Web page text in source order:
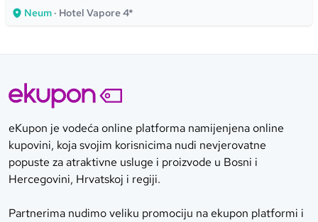
Neum · Hotel Vapore 4*
eKupon je vodeća online platforma namijenjena online
kupovini, koja svojim korisnicima nudi nevjerovatne
popuste za atraktivne usluge i proizvode u Bosni i
Hercegovini, Hrvatskoj i regiji.
Partnerima nudimo veliku promociju na ekupon platformi i